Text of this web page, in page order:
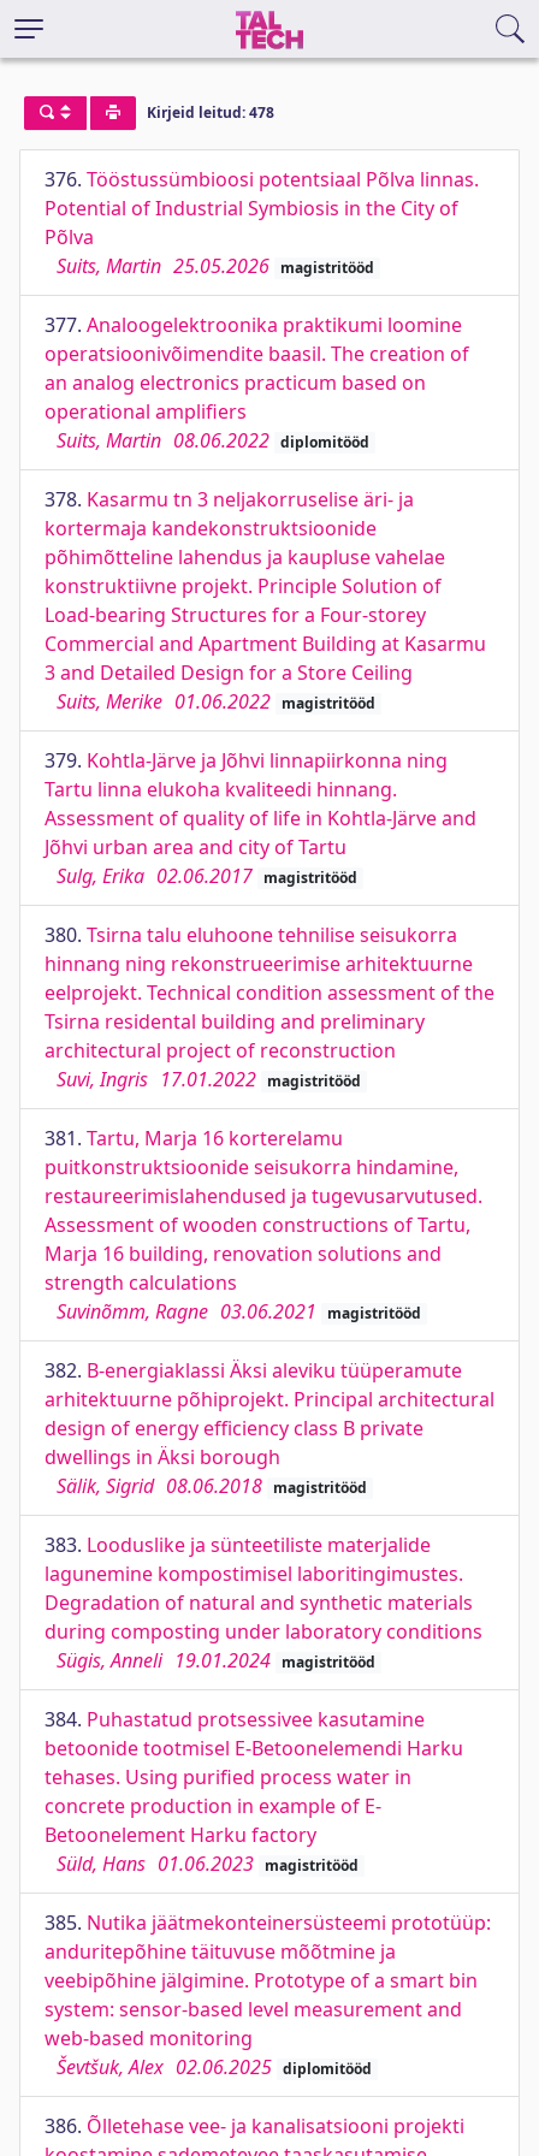
Kirjeid leitud: 478
376. Tööstussümbioosi potentsiaal Põlva linnas.
Potential of Industrial Symbiosis in the City of
Põlva
Suits, Martin 25.05.2026 magistritööd
377. Analoogelektroonika praktikumi loomine
operatsioonivõimendite baasil. The creation of
an analog electronics practicum based on
operational amplifiers
Suits, Martin 08.06.2022 diplomitööd
378. Kasarmu tn 3 neljakorruselise äri- ja
kortermaja kandekonstruktsioonide
põhimõtteline lahendus ja kaupluse vahelae
konstruktiivne projekt. Principle Solution of
Load-bearing Structures for a Four-storey
Commercial and Apartment Building at Kasarmu
3 and Detailed Design for a Store Ceiling
Suits, Merike 01.06.2022 magistritööd
379. Kohtla-Järve ja Jõhvi linnapiirkonna ning
Tartu linna elukoha kvaliteedi hinnang.
Assessment of quality of life in Kohtla-Järve and
Jõhvi urban area and city of Tartu
Sulg, Erika 02.06.2017 magistritööd
380. Tsirna talu eluhoone tehnilise seisukorra
hinnang ning rekonstrueerimise arhitektuurne
eelprojekt. Technical condition assessment of the
Tsirna residental building and preliminary
architectural project of reconstruction
Suvi, Ingris 17.01.2022 magistritööd
381. Tartu, Marja 16 korterelamu
puitkonstruktsioonide seisukorra hindamine,
restaureerimislahendused ja tugevusarvutused.
Assessment of wooden constructions of Tartu,
Marja 16 building, renovation solutions and
strength calculations
Suvinõmm, Ragne 03.06.2021 magistritööd
382. B-energiaklassi Äksi aleviku tüüperamute
arhitektuurne põhiprojekt. Principal architectural
design of energy efficiency class B private
dwellings in Äksi borough
Sälik, Sigrid 08.06.2018 magistritööd
383. Looduslike ja sünteetiliste materjalide
lagunemine kompostimisel laboritingimustes.
Degradation of natural and synthetic materials
during composting under laboratory conditions
Sügis, Anneli 19.01.2024 magistritööd
384. Puhastatud protsessivee kasutamine
betoonide tootmisel E-Betoonelemendi Harku
tehases. Using purified process water in
concrete production in example of E-
Betoonelement Harku factory
Süld, Hans 01.06.2023 magistritööd
385. Nutika jäätmekonteinersüsteemi prototüüp:
anduritepõhine täituvuse mõõtmine ja
veebipõhine jälgimine. Prototype of a smart bin
system: sensor-based level measurement and
web-based monitoring
Ševtšuk, Alex 02.06.2025 diplomitööd
386. Õlletehase vee- ja kanalisatsiooni projekti